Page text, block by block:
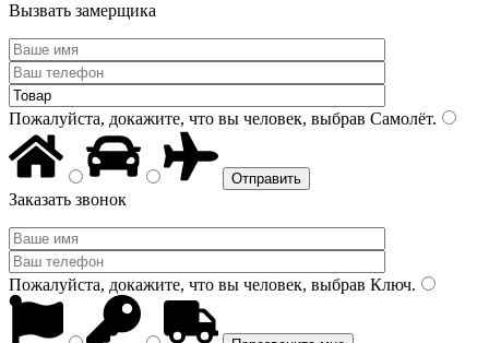
Вызвать замерщика
Пожалуйста, докажите, что вы человек, выбрав Самолёт.
Заказать звонок
Пожалуйста, докажите, что вы человек, выбрав Ключ.